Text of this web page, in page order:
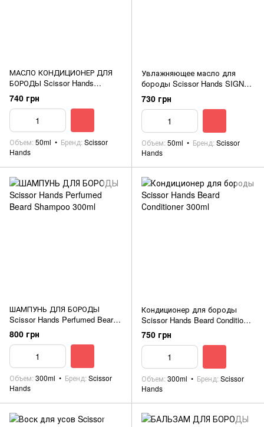
МАСЛО КОНДИЦИОНЕР ДЛЯ
БОРОДЫ Scissor Hands
BENZIN 50ml
740 грн
Объем 50ml Бренд Scissor
Hands
Увлажняющее масло для
бороды Scissor Hands SIGNAL
50ml
730 грн
Объем 50ml Бренд Scissor
Hands
ШАМПУНЬ ДЛЯ БОРОДЫ
Scissor Hands Perfumed Beard
Shampoo 300ml
800 грн
Объем 300ml Бренд Scissor
Hands
Кондиционер для бороды
Scissor Hands Beard Сonditioner
300ml
750 грн
Объем 300ml Бренд Scissor
Hands